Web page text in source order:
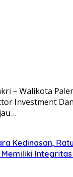
– Walikota
Investment
Kedinasan,